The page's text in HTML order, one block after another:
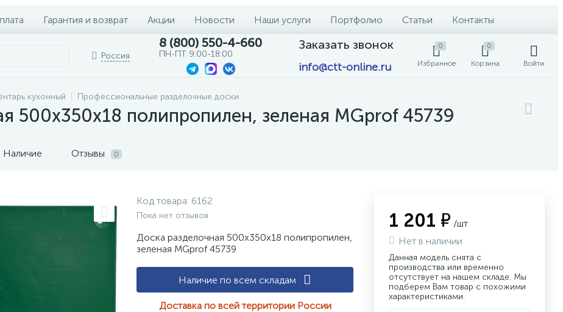
Гарантия и возврат Акции Новости Наши услуги Портфолио Статьи Контакты
Россия
8 (800) 550-4-660
ПН-ПТ 9:00-18:00
Заказать звонок
info@ctt-online.ru
0
Избранное
0
Корзина Войти
кухонный Профессиональные разделочные доски
500х350х18 полипропилен, зеленая MGprof 45739
Наличие Отзывы 0
Код товара: 6162
Пока нет отзывов
Доска разделочная 500х350х18 полипропилен,
зеленая MGprof 45739
Наличие по всем складам
Доставка по всей территории России
1 201 ₽ /шт
Нет в наличии
Данная модель снята с
производства или временно
отсутствует на нашем складе. Мы
подберем Вам товар с похожими
характеристиками.